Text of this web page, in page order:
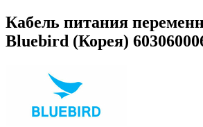
Кабель питания
Bluebird (Корея)